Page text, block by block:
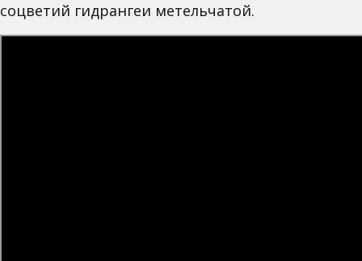
соцветий гидрангеи метельчатой.